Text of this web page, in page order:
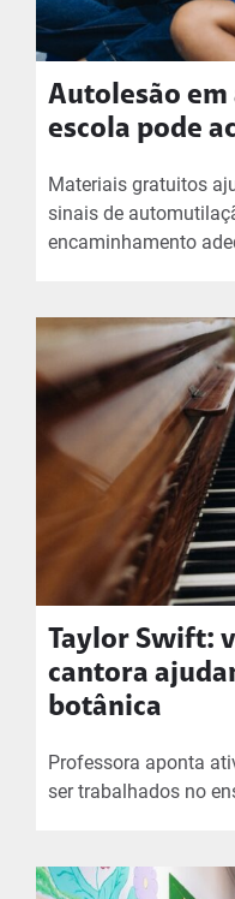
Autolesão em
escola pode
Materiais gratuitos
sinais de
encaminhamento
Taylor Swift:
cantora
botânica
Professora aponta
ser trabalhados no